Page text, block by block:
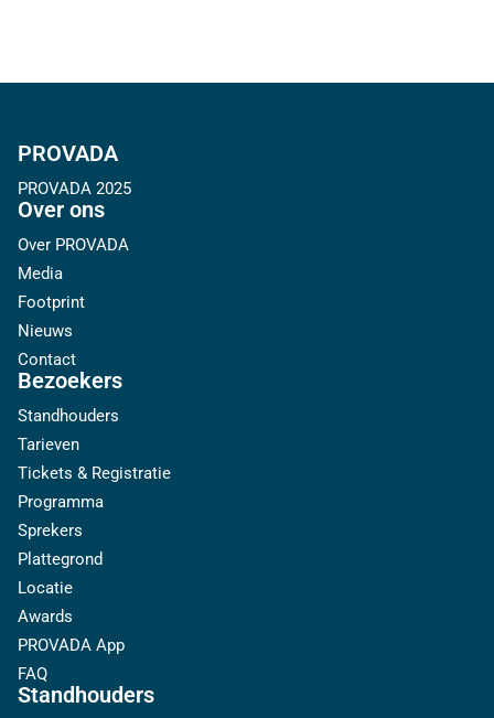
PROVADA
PROVADA 2025
Over ons
Over PROVADA
Media
Footprint
Nieuws
Contact
Bezoekers
Standhouders
Tarieven
Tickets & Registratie
Programma
Sprekers
Plattegrond
Locatie
Awards
PROVADA App
FAQ
Standhouders